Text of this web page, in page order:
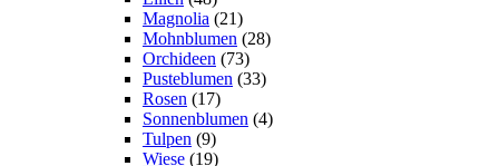
Magnolia (21)
Mohnblumen (28)
Orchideen (73)
Pusteblumen (33)
Rosen (17)
Sonnenblumen (4)
Tulpen (9)
Wiese (19)